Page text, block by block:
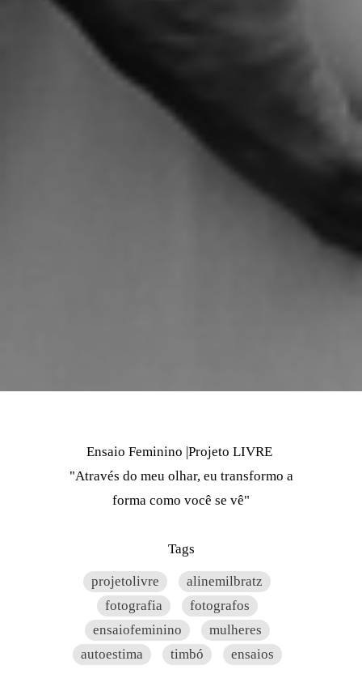
Ensaio Feminino |Projeto LIVRE
"Através do meu olhar, eu transformo a
forma como você se vê"
Tags
projetolivre
alinemilbratz
fotografia
fotografos
ensaiofeminino
mulheres
autoestima
timbó ensaios